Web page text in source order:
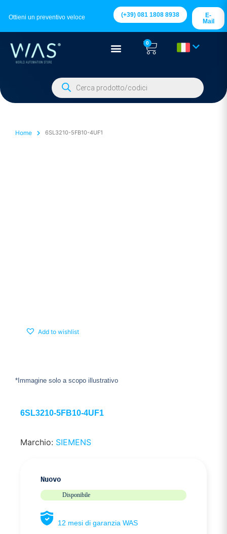
Ottieni un preventivo veloce (+39) 081 1808 8938
E-
Mail
0
Home 6SL3210-5FB10-4UF1
Add to wishlist
*Immagine solo a scopo illustrativo
6SL3210-5FB10-4UF1
Marchio: SIEMENS
Nuovo
Disponibile
12 mesi di garanzia WAS